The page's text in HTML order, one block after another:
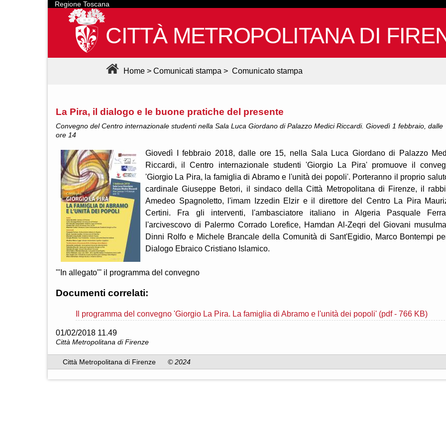
Regione Toscana
CITTÀ METROPOLITANA DI
Home > Comunicati stampa > Comunicato stampa
La Pira, il dialogo e le buone pratiche del presente
Convegno del Centro internazionale studenti nella Sala Luca Giordano di Palazzo Medici Riccardi. Giovedì 1 febbraio, dalle
ore 14
Giovedì I febbraio 2018, dalle ore 15, nella Sala Luca Giordano di Palazzo
Riccardi, il Centro internazionale studenti 'Giorgio La Pira' promuove il
'Giorgio La Pira, la famiglia di Abramo e l'unità dei popoli'. Porteranno il proprio
cardinale Giuseppe Betori, il sindaco della Città Metropolitana di Firenze, il
Amedeo Spagnoletto, l'imam Izzedin Elzir e il direttore del Centro La Pira
Certini. Fra gli interventi, l'ambasciatore italiano in Algeria Pasquale
l'arcivescovo di Palermo Corrado Lorefice, Hamdan Al-Zeqri del Giovani
Dinni Rolfo e Michele Brancale della Comunità di Sant'Egidio, Marco Bontempi
Dialogo Ebraico Cristiano Islamico.
'''In allegato''' il programma del convegno
Documenti correlati:
Il programma del convegno 'Giorgio La Pira. La famiglia di Abramo e l'unità dei popoli' (pdf - 766 KB)
01/02/2018 11.49
Città Metropolitana di Firenze
Città Metropolitana di Firenze © 2024